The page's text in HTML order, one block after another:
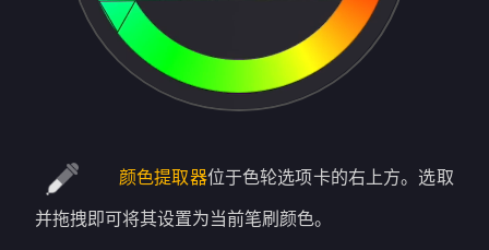
颜色提取器位于色轮选项卡的右上方。选取
并拖拽即可将其设置为当前笔刷颜色。